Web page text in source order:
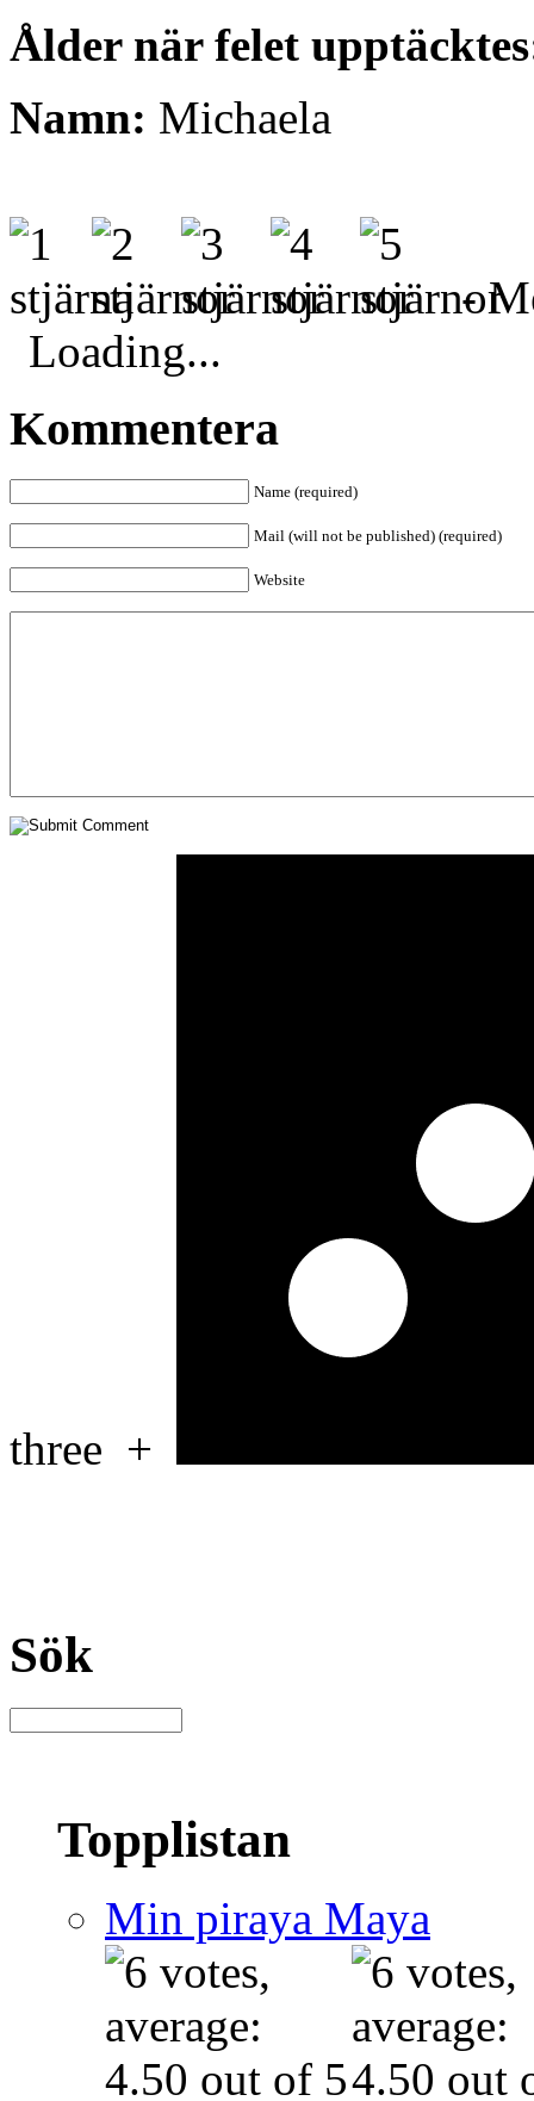
Ålder när felet
Namn: Michaela
-
Loading...
Kommentera
Name (required)
Mail (will not be published) (required)
Website
three +
Sök
Topplistan
Min piraya Maya